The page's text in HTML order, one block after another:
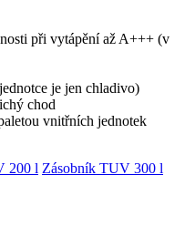
při vytápění až A+++ (v
je jen chladivo)
chod
vnitřních jednotek
200 l Zásobník TUV 300 l